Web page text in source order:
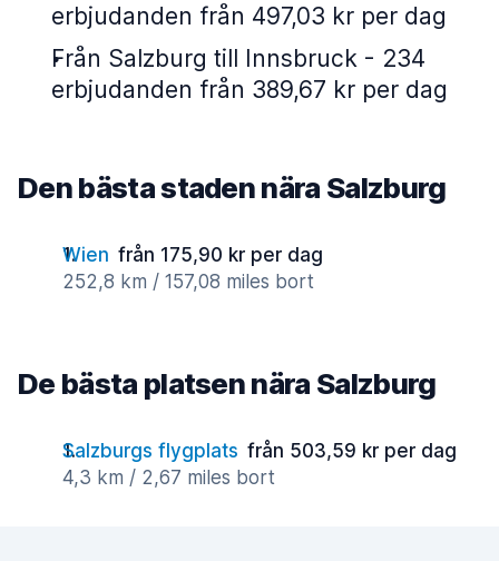
erbjudanden från 497,03 kr per dag
Från Salzburg till Innsbruck - 234
erbjudanden från 389,67 kr per dag
Den bästa staden nära Salzburg
Wien från 175,90 kr per dag
252,8 km / 157,08 miles bort
De bästa platsen nära Salzburg
Salzburgs flygplats från 503,59 kr per dag
4,3 km / 2,67 miles bort